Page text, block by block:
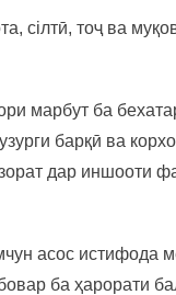
сілтӣ, тоҷ ва
марбут ба
барқӣ ва
дар иншооти
асос истифода
ба ҳарорати